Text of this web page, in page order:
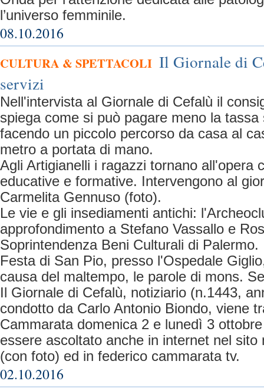
l’universo femminile.
08.10.2016
CULTURA & SPETTACOLI Il Giornale di
servizi
Nell'intervista al Giornale di Cefalù il
spiega come si può pagare meno la
facendo un piccolo percorso da casa al
metro a portata di mano.
Agli Artigianelli i ragazzi tornano all'opera
educative e formative. Intervengono al
Carmelita Gennuso (foto).
Le vie e gli insediamenti antichi:
approfondimento a Stefano Vassallo e
Soprintendenza Beni Culturali di Palermo.
Festa di San Pio, presso l'Ospedale
causa del maltempo, le parole di mons.
Il Giornale di Cefalù, notiziario (n.1443,
condotto da Carlo Antonio Biondo, viene
Cammarata domenica 2 e lunedì 3
essere ascoltato anche in internet nel sito
(con foto) ed in federico cammarata tv.
02.10.2016